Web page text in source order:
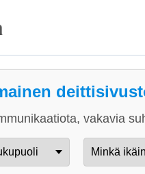
vakavia